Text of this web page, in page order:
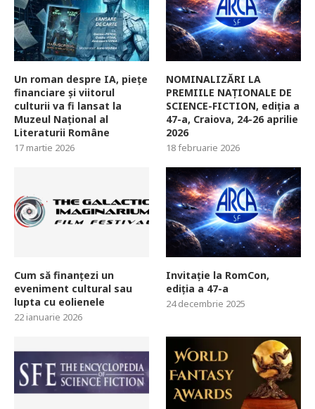
Un roman despre IA, piețe
financiare și viitorul
culturii va fi lansat la
Muzeul Național al
Literaturii Române
17 martie 2026
NOMINALIZĂRI LA
PREMIILE NAȚIONALE DE
SCIENCE-FICTION, ediția a
47-a, Craiova, 24-26 aprilie
2026
18 februarie 2026
Cum să finanțezi un
eveniment cultural sau
lupta cu eolienele
22 ianuarie 2026
Invitație la RomCon,
ediția a 47-a
24 decembrie 2025